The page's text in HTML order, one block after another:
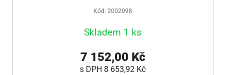
Kód: 2002098
Skladem 1 ks
7 152,00 Kč
s DPH 8 653,92 Kč